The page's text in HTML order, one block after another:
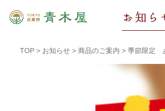
お知ら
TOP > お知らせ > 商品のご案内 > 季節限定